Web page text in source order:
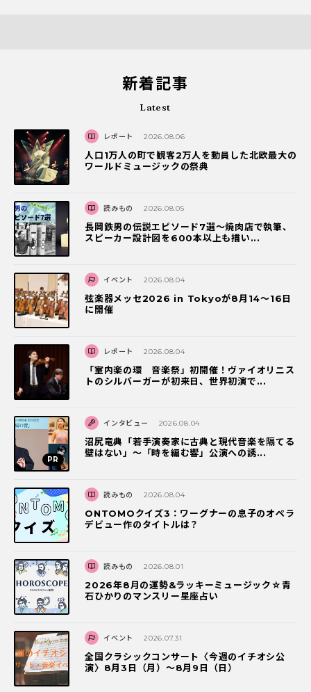
新着記事
Latest
レポート 2026.08.06
人口1万人の町で観客2万人を動員した北欧最大の
ワールドミュージックの祭典
読みもの 2026.08.05
長岡鉄男の伝説エピソード7選〜焼肉店で執筆、
スピーカー設計図を600本以上も描い...
イベント 2026.08.04
弦楽器メッセ2026 in Tokyoが8月14～16日
に開催
レポート 2026.08.04
「室内楽の環 音楽祭」初開催！ヴァイオリニス
トのシルバーガーが初来日、世界初演で...
インタビュー 2026.08.04
沼尻竜典「若手演奏家に古典と現代音楽を隔てる
壁はない」～「時を編む響」公演への誘...
読みもの 2026.08.04
ONTOMOクイズ3：ワーグナーの息子のオペラ
デビュー作のタイトルは？
読みもの 2026.08.01
2026年8月の運勢&ラッキーミュージック☆青
石ひかりのマンスリー星座占い
イベント 2026.07.31
全国クラシックコンサート〈今週のイチオシ公
演〉8月3日（月）～8月9日（日）